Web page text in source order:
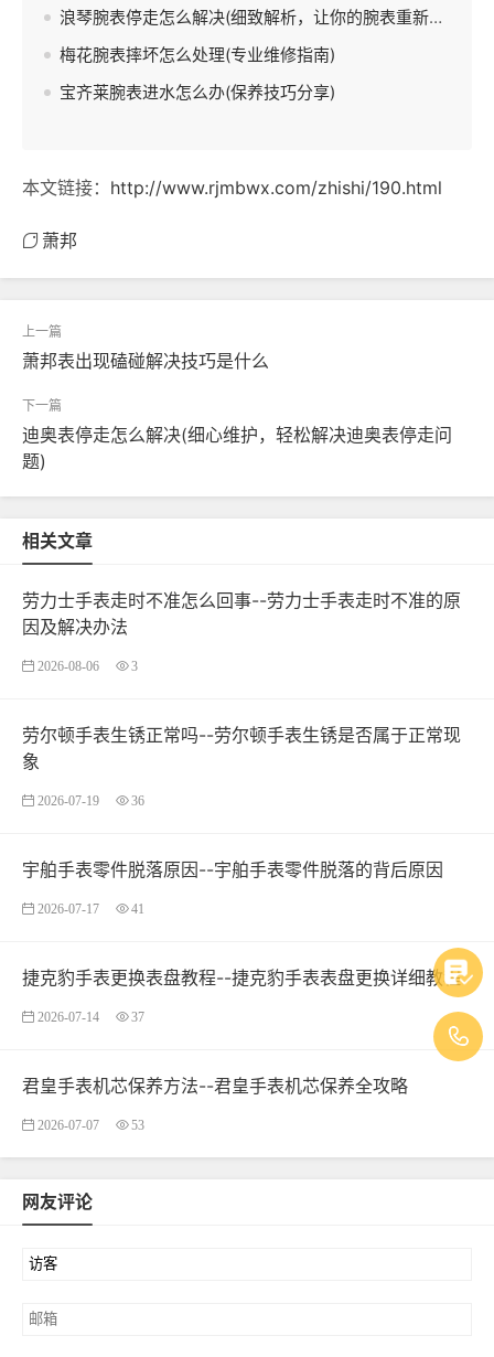
浪琴腕表停走怎么解决(细致解析，让你的腕表重新走起来)
梅花腕表摔坏怎么处理(专业维修指南)
宝齐莱腕表进水怎么办(保养技巧分享)
本文链接： http://www.rjmbwx.com/zhishi/190.html
萧邦
萧邦表出现磕碰解决技巧是什么
迪奥表停走怎么解决(细心维护，轻松解决迪奥表停走问
题)
相关文章
劳力士手表走时不准怎么回事--劳力士手表走时不准的原
因及解决办法
2026-08-06 3
劳尔顿手表生锈正常吗--劳尔顿手表生锈是否属于正常现
象
2026-07-19 36
宇舶手表零件脱落原因--宇舶手表零件脱落的背后原因
2026-07-17 41
捷克豹手表更换表盘教程--捷克豹手表表盘更换详细教程
2026-07-14 37
君皇手表机芯保养方法--君皇手表机芯保养全攻略
2026-07-07 53
网友评论